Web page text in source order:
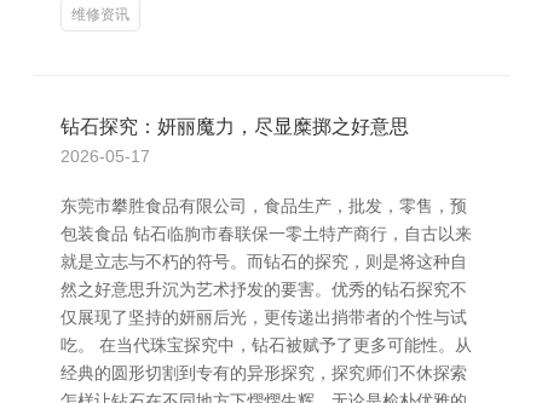
维修资讯
钻石探究：妍丽魔力，尽显糜掷之好意思
2026-05-17
东莞市攀胜食品有限公司，食品生产，批发，零售，预
包装食品 钻石临朐市春联保一零土特产商行，自古以来
就是立志与不朽的符号。而钻石的探究，则是将这种自
然之好意思升沉为艺术抒发的要害。优秀的钻石探究不
仅展现了坚持的妍丽后光，更传递出捎带者的个性与试
吃。 在当代珠宝探究中，钻石被赋予了更多可能性。从
经典的圆形切割到专有的异形探究，探究师们不休探索